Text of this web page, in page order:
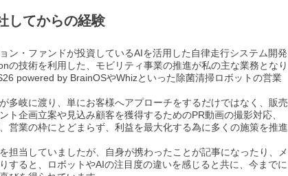
してからの経験
ン・ファンドが投資しているAIを活用した自律走行システム開発
の技術を利用した、モビリティ事業の推進が私の主な業務となり
powered by BrainOSやWhizといった除菌清掃ロボットの営業
多岐に渡り、単にお客様へアプローチをするだけではなく、販売
ト企画立案や見込み顧客を獲得するためのPR動画の撮影対応、
営業の枠にとどまらず、利益を最大化する為に多くの施策を推進
担当していましたが、自身が携わったことが記事になったり、メ
すると、ロボットやAIの注目度の違いを感じると共に、今までに